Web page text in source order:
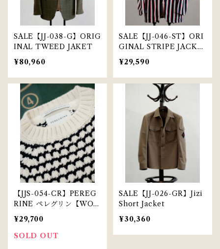
SALE【JJ-038-G】ORIG
INAL TWEED JAKET
¥80,960
SALE【JJ-046-ST】ORI
GINAL STRIPE JACKE
T
¥29,590
【JJS-054-CR】PEREG
RINE ペレグリン【WOM
ENS】 メリノウール リリ
ー クルーネック WJ51052
¥29,700
SOLD OUT
SALE【JJ-026-GR】Jizi
Short Jacket
¥30,360